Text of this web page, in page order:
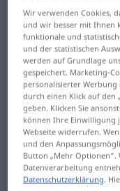
yachting ...
yen ... yoghin
Wir verwenden Cookies,
und wir besser mit Ihnen
funktionale und
und der statistischen
werden auf Grundlage
gespeichert. Marketing-
personalisierter Werbung
durch einen Klick auf den
geben. Klicken Sie
können Ihre Einwilligung
Webseite widerrufen.
und den
Button „Mehr Optionen“.
Datenverarbeitung
Datenschutzerklärung.